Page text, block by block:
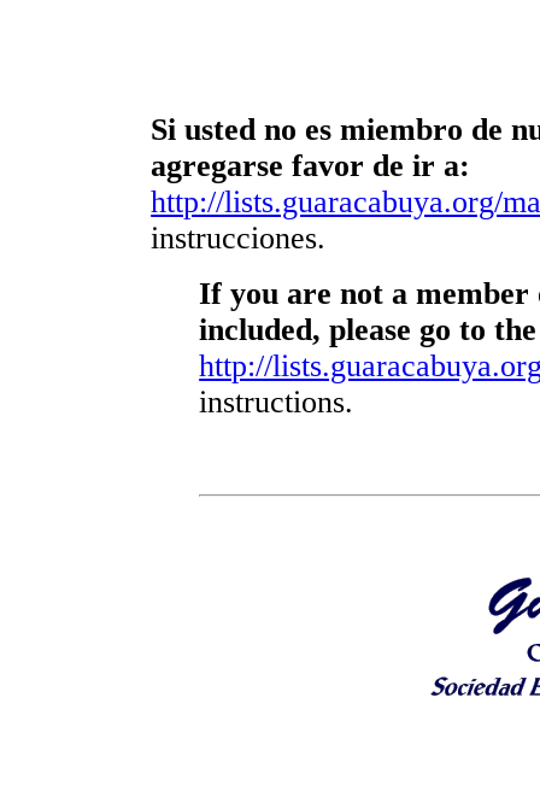
Si usted no es miembro de
agregarse favor de ir a:
http://lists.guaracabuya.org/
instrucciones.
If you are not a
included, please go to
http://
instructions.